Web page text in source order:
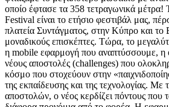
οποίο έφτασε τα 358 τετραγωνικά μέτρα!
Festival είναι το ετήσιο φεστιβάλ μας,
πλατεία Συντάγματος, στην Κύπρο και το
μοναδικούς επισκέπτες. Τώρα, το
η mobile εφαρμογή που αναπτύσσουμε, η
νέους αποστολές (challenges) που
κόσμο που στοχεύουν στην
της εκπαίδευσης και της τεχνολογίας.
αποστολών, ο νέος κερδίζει πόντους που